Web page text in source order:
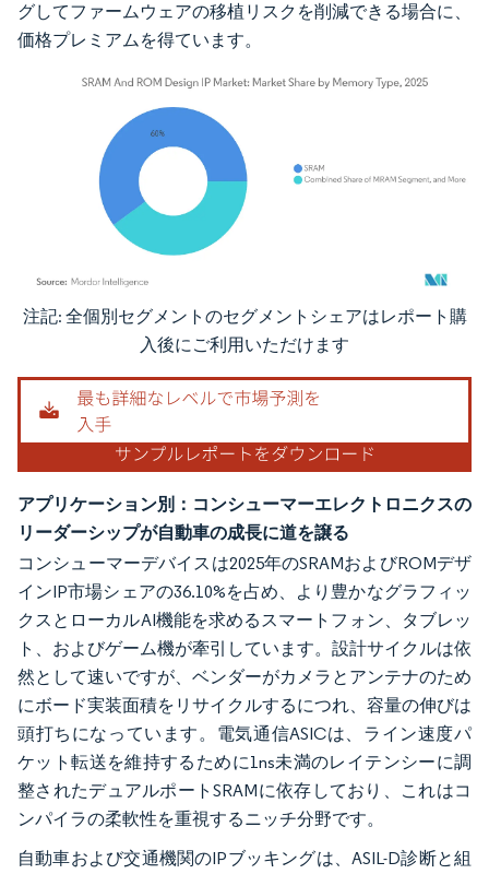
グしてファームウェアの移植リスクを削減できる場合に、
価格プレミアムを得ています。
画像 © Mordor Intelligence。再利用にはCC BY 4.0の表示が必要です。
注記: 全個別セグメントのセグメントシェアはレポート購
入後にご利用いただけます
アプリケーション別：コンシューマーエレクトロニクスの
リーダーシップが自動車の成長に道を譲る
コンシューマーデバイスは2025年のSRAMおよびROMデザ
インIP市場シェアの36.10%を占め、より豊かなグラフィッ
クスとローカルAI機能を求めるスマートフォン、タブレッ
ト、およびゲーム機が牽引しています。設計サイクルは依
然として速いですが、ベンダーがカメラとアンテナのため
にボード実装面積をリサイクルするにつれ、容量の伸びは
頭打ちになっています。電気通信ASICは、ライン速度パ
ケット転送を維持するために1ns未満のレイテンシーに調
整されたデュアルポートSRAMに依存しており、これはコ
ンパイラの柔軟性を重視するニッチ分野です。
自動車および交通機関のIPブッキングは、ASIL-D診断と組